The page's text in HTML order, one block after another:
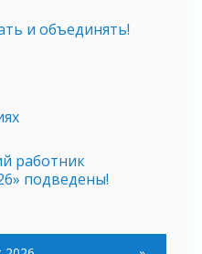
и объединять!
работник
подведены!